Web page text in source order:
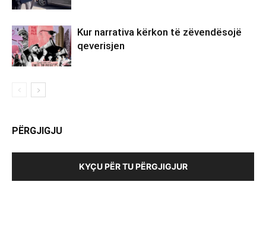
Kur narrativa kërkon të zëvendësojë
qeverisjen
PËRGJIGJU
KYÇU PËR TU PËRGJIGJUR